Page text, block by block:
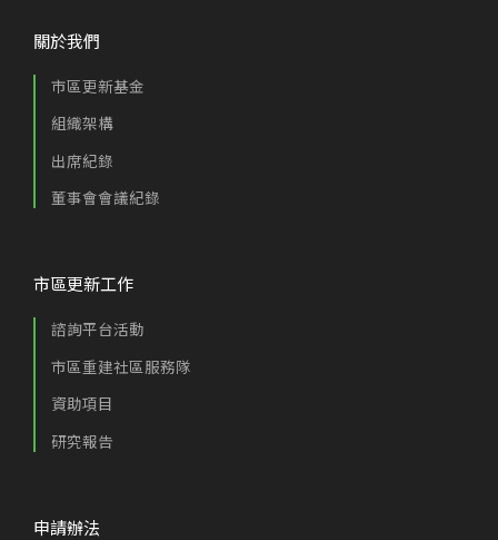
關於我們
市區更新基金
組織架構
出席紀錄
董事會會議紀錄
市區更新工作
諮詢平台活動
市區重建社區服務隊
資助項目
研究報告
申請辦法